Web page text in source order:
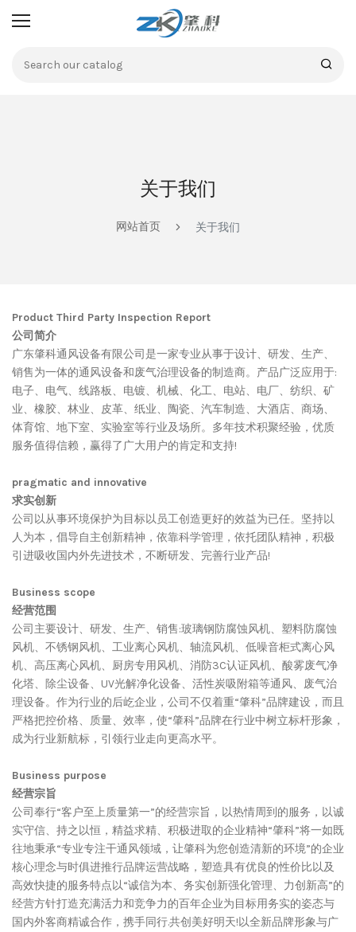
关于我们
网站首页 关于我们
Product Third Party Inspection Report
公司简介
广东肇科通风设备有限公司是一家专业从事于设计、研发、生产、
销售为一体的通风设备和废气治理设备的制造商。产品广泛应用于:
电子、电气、线路板、电镀、机械、化工、电站、电厂、纺织、矿
业、橡胶、林业、皮革、纸业、陶瓷、汽车制造、大酒店、商场、
体育馆、地下室、实验室等行业及场所。多年技术积聚经验，优质
服务值得信赖，赢得了广大用户的肯定和支持!
pragmatic and innovative
求实创新
公司以从事环境保护为目标以员工创造更好的效益为已任。坚持以
人为本，倡导自主创新精神，依靠科学管理，依托团队精神，积极
引进吸收国内外先进技术，不断研发、完善行业产品!
Business scope
经营范围
公司主要设计、研发、生产、销售:玻璃钢防腐蚀风机、塑料防腐蚀
风机、不锈钢风机、工业离心风机、轴流风机、低噪音柜式离心风
机、高压离心风机、厨房专用风机、消防3C认证风机、酸雾废气净
化塔、除尘设备、UV光解净化设备、活性炭吸附箱等通风、废气治
理设备。作为行业的后屹企业，公司不仅着重“肇科”品牌建设，而且
严格把控价格、质量、效率，使“肇科”品牌在行业中树立标杆形象，
成为行业新航标，引领行业走向更高水平。
Business purpose
经营宗旨
公司奉行“客户至上质量第一”的经营宗旨，以热情周到的服务，以诚
实守信、持之以恒，精益求精、积极进取的企业精神“肇科”将一如既
往地秉承“专业专注干通风领域，让肇科为您创造清新的环境”的企业
核心理念与时俱进推行品牌运营战略，塑造具有优良的性价比以及
高效快捷的服务特点以“诚信为本、务实创新强化管理、力创新高”的
经营方针打造充满活力和竞争力的百年企业为目标用务实的姿态与
国内外客商精诚合作，携手同行.共创美好明天!以全新品牌形象与广